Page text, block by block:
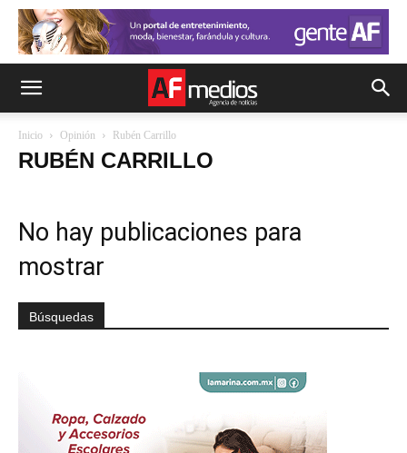
Inicio Opinión Rubén Carrillo
RUBÉN CARRILLO
No hay publicaciones para
mostrar
Búsquedas